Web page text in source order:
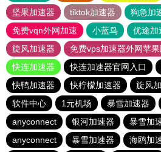
坚果加速器
tiktok加速器
狗急加
免费vqn外网加速
小蓝鸟 优途加
旋风加速器
免费vps加速器外网苹果
快连加速器
快连加速器官网入口
快鸭加速器
快柠檬加速器 旋风
软件中心
1元机场 暴雪加速器
anyconnect
银河加速器 暴雪加
anyconnect
暴雪加速器 海鸥加